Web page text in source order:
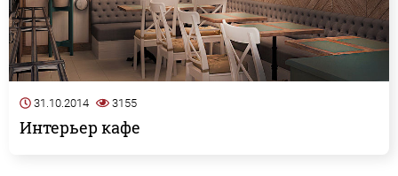
31.10.2014 3155
Интерьер кафе